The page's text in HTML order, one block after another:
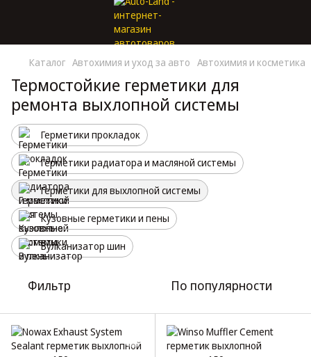
Каталог Автохимия и уход за авто Автохимия и косметика
Термостойкие герметики для
ремонта выхлопной системы
Герметики прокладок
Герметики радиатора и масляной системы
Герметики для выхлопной системы
Кузовные герметики и пены
Вулканизатор шин
Фильтр По популярности